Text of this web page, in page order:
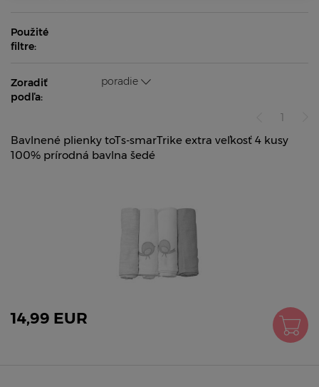
Použité
filtre:
Zoradiť
podľa:
poradie
1
Bavlnené plienky toTs-smarTrike extra veľkosť 4 kusy
100% prírodná bavlna šedé
14,99 EUR